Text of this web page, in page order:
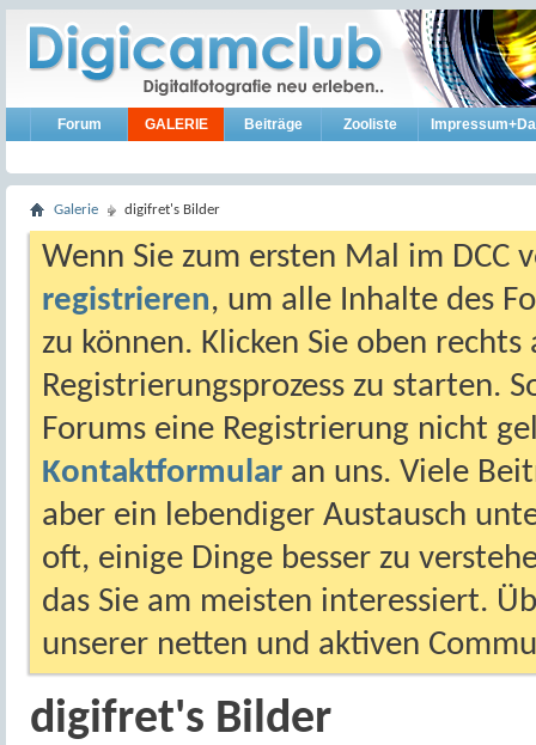
Forum GALERIE Beiträge Zooliste
Galerie digifret's Bilder
Wenn Sie zum ersten Mal im DCC
registrieren, um alle Inhalte des
zu können. Klicken Sie oben
Registrierungsprozess zu starten.
Forums eine Registrierung nicht
Kontaktformular an uns. Viele
aber ein lebendiger Austausch
oft, einige Dinge besser zu
das Sie am meisten interessiert.
unserer netten und aktiven
digifret's Bilder